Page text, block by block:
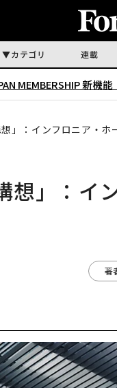
カテゴリ 連載
MEMBERSHIP 新機能
」：インフロニア・ホ
想」：イ
著